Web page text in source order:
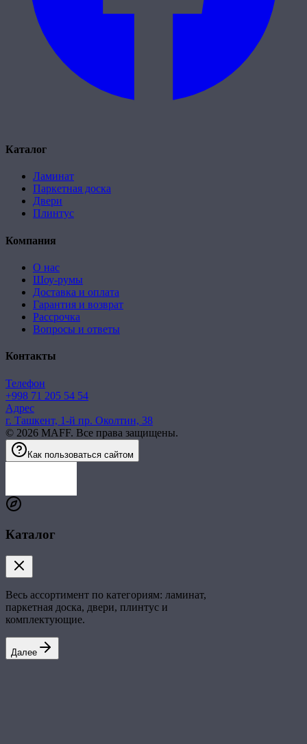
Каталог
Ламинат
Паркетная доска
Двери
Плинтус
Компания
О нас
Шоу-румы
Доставка и оплата
Гарантия и возврат
Рассрочка
Вопросы и ответы
Контакты
Телефон
+998 71 205 54 54
Адрес
г. Ташкент, 1-й пр. Околтин, 38
© 2026 MAFF. Все права защищены.
Как пользоваться сайтом
Каталог
Весь ассортимент по категориям: ламинат,
паркетная доска, двери, плинтус и
комплектующие.
Далее